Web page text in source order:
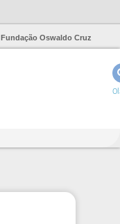
Fundação Oswaldo Cruz